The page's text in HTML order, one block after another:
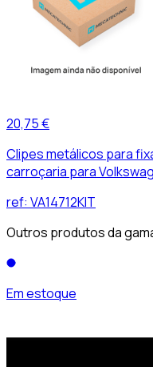
20,75 €
Clipes metálicos para
carroçaria para
ref: VA14712KIT
Outros produtos da
Em estoque